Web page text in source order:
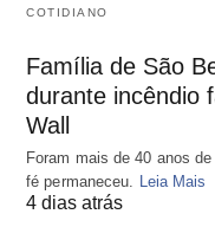
COTIDIANO
Família de São
durante incêndio
Wall
Foram mais de 40 anos
fé permaneceu. Leia Mais
4 dias atrás